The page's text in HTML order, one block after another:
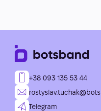
+38 093 135 53 44
Telegram